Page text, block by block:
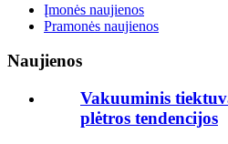
Įmonės naujienos
Pramonės naujienos
Naujienos
Vakuuminis
plėtros tendencijos